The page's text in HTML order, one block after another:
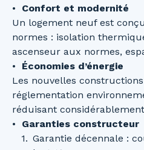
Confort et modernité
Un logement neuf est
normes : isolation
ascenseur aux normes,
Économies d’énergie
Les nouvelles
réglementation
réduisant
Garanties constructeur
Garantie décennale :